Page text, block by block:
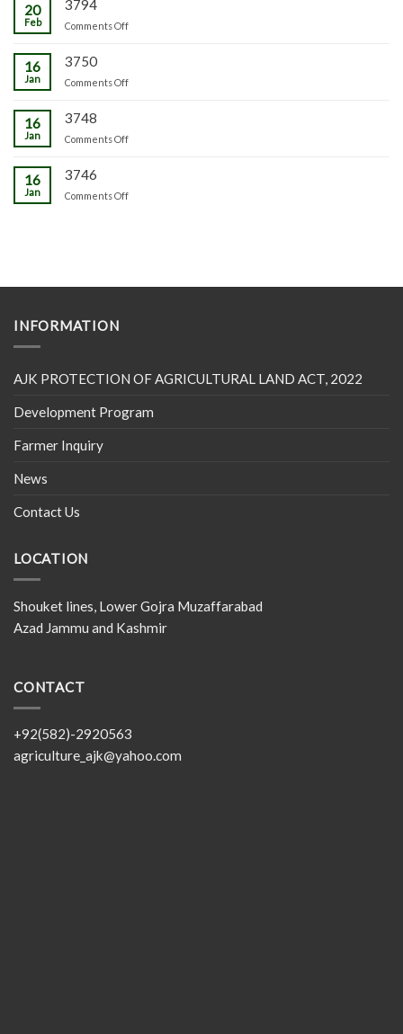
20
Feb
3794
Comments Offon
16
Jan
3750
Comments Offon
16
Jan
3748
Comments Offon
16
Jan
3746
Comments Offon
INFORMATION
AJK PROTECTION OF AGRICULTURAL LAND ACT, 2022
Development Program
Farmer Inquiry
News
Contact Us
LOCATION
Shouket lines, Lower Gojra Muzaffarabad
Azad Jammu and Kashmir
CONTACT
+92(582)-2920563
agriculture_ajk@yahoo.com